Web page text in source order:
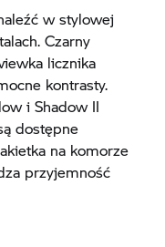
w stylowej
Czarny
licznika
kontrasty.
i Shadow II
dostępne
na komorze
przyjemność